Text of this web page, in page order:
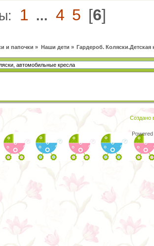
1 ... 4 5 [6]
и папочки » Наши дети » Гардероб. Коляски.Детская
Создано